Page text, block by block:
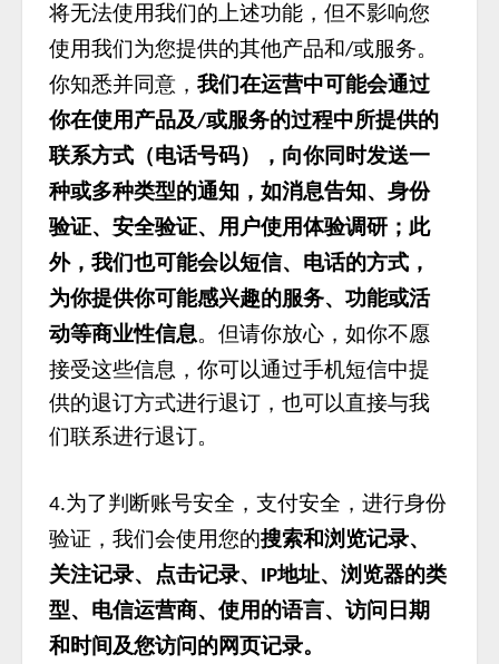
将无法使用我们的上述功能，但不影响您
使用我们为您提供的其他产品和/或服务。
你知悉并同意，我们在运营中可能会通过
你在使用产品及/或服务的过程中所提供的
联系方式（电话号码），向你同时发送一
种或多种类型的通知，如消息告知、身份
验证、安全验证、用户使用体验调研；此
外，我们也可能会以短信、电话的方式，
为你提供你可能感兴趣的服务、功能或活
动等商业性信息。但请你放心，如你不愿
接受这些信息，你可以通过手机短信中提
供的退订方式进行退订，也可以直接与我
们联系进行退订。
4.为了判断账号安全，支付安全，进行身份
验证，我们会使用您的搜索和浏览记录、
关注记录、点击记录、 IP地址、浏览器的类
型、电信运营商、使用的语言、访问日期
和时间及您访问的网页记录。